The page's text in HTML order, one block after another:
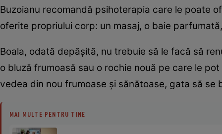
Buzoianu recomandă psihoterapia care le poate
oferite propriului corp: un masaj, o baie
Boala, odată depăşită, nu trebuie să le facă să
o bluză frumoasă sau o rochie nouă pe care le
vedea din nou frumoase şi sănătoase, gata să se
MAI MULTE PENTRU TINE